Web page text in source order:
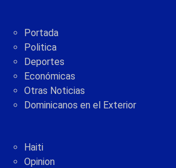
Portada
Politica
Deportes
Económicas
Otras Noticias
Dominicanos en el Exterior
Haiti
Opinion